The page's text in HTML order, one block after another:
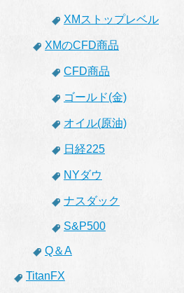
XMストップレベル
XMのCFD商品
CFD商品
ゴールド(金)
オイル(原油)
日経225
NYダウ
ナスダック
S&P500
Q＆A
TitanFX